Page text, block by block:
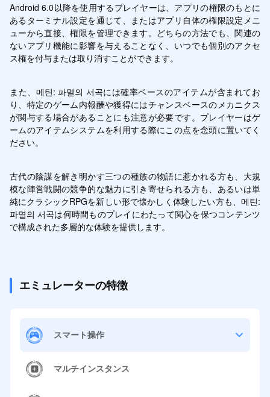
Android 6.0以降を使用するプレイヤーは、アプリの権限のもとに
あるターミナル設定を通じて、またはアプリ自体の権限設定メニ
ューから直接、権限を管理できます。どちらの方法でも、関連の
ないアプリ機能に影響を与えることなく、いつでも個別のアクセ
ス権を付与または取り消すことができます。
また、메틴: 파멸의 서곡には確率ベースのアイテムが含まれてお
り、特定のゲーム内報酬や獲得にはチャンスベースのメカニクス
が関与する場合があることにも注意が必要です。プレイヤーはゲ
ームのアイテムシステムを利用する際にこの点を念頭に置いてく
ださい。
古代の陰謀を解き明かす三つの種族の物語に惹かれる方も、大規
模な陣営戦闘の競争的な魅力に引き寄せられる方も、あるいは単
純にクラシックRPGを新しい形で懐かしく体験したい方も、메틴:
파멸의 서곡は何時間ものプレイにわたって関心を保つコンテンツ
で構成された多層的な体験を提供します。
エミュレーターの特徴
スマート操作
マルチインスタンス